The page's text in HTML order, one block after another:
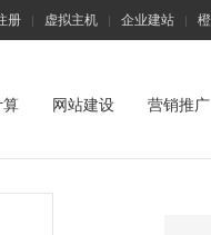
册 | 虚拟主机 | 企业建站 |
算 网站建设 营销推广